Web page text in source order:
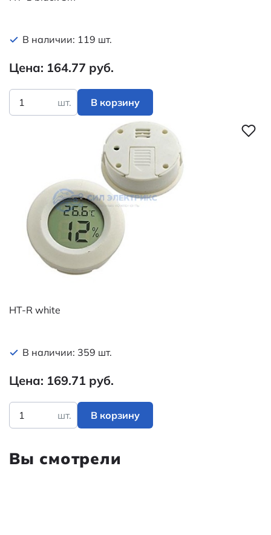
В наличии: 119 шт.
Цена: 164.77 руб.
шт. В корзину
HT-R white
В наличии: 359 шт.
Цена: 169.71 руб.
шт. В корзину
Вы смотрели